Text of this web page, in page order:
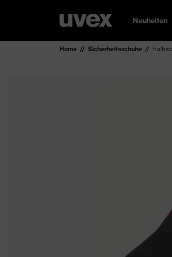
Neuheiten
Home Sicherheitsschuhe